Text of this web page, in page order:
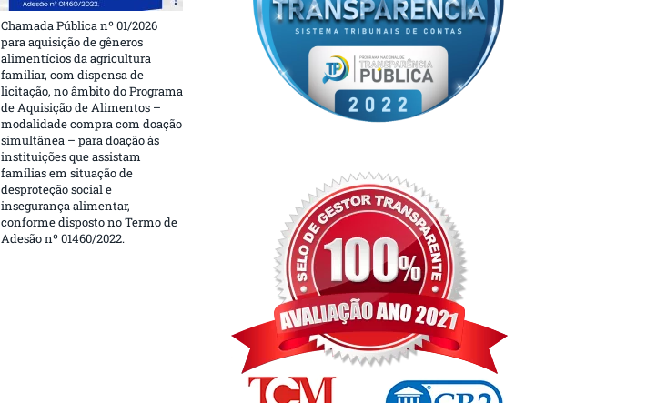
Chamada Pública nº 01/2026
para aquisição de gêneros
alimentícios da agricultura
familiar, com dispensa de
licitação, no âmbito do Programa
de Aquisição de Alimentos –
modalidade compra com doação
simultânea – para doação às
instituições que assistam
famílias em situação de
desproteção social e
insegurança alimentar,
conforme disposto no Termo de
Adesão nº 01460/2022.